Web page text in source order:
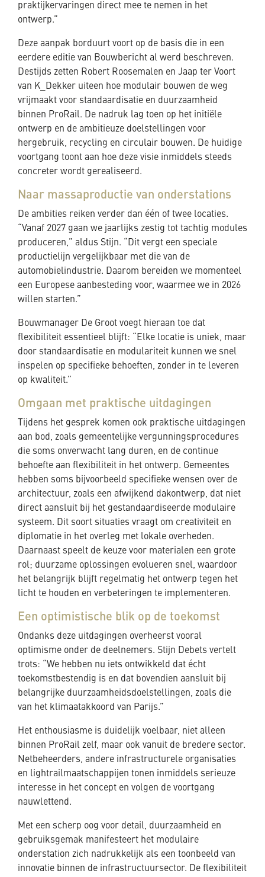
praktijkervaringen direct mee te nemen in het
ontwerp.”
Deze aanpak borduurt voort op de basis die in een
eerdere editie van Bouwbericht al werd beschreven.
Destijds zetten Robert Roosemalen en Jaap ter Voort
van K_Dekker uiteen hoe modulair bouwen de weg
vrijmaakt voor standaardisatie en duurzaamheid
binnen ProRail. De nadruk lag toen op het initiële
ontwerp en de ambitieuze doelstellingen voor
hergebruik, recycling en circulair bouwen. De huidige
voortgang toont aan hoe deze visie inmiddels steeds
concreter wordt gerealiseerd.
Naar massaproductie van onderstations
De ambities reiken verder dan één of twee locaties.
“Vanaf 2027 gaan we jaarlijks zestig tot tachtig modules
produceren,” aldus Stijn. “Dit vergt een speciale
productielijn vergelijkbaar met die van de
automobielindustrie. Daarom bereiden we momenteel
een Europese aanbesteding voor, waarmee we in 2026
willen starten.”
Bouwmanager De Groot voegt hieraan toe dat
flexibiliteit essentieel blijft: “Elke locatie is uniek, maar
door standaardisatie en modulariteit kunnen we snel
inspelen op specifieke behoeften, zonder in te leveren
op kwaliteit.”
Omgaan met praktische uitdagingen
Tijdens het gesprek komen ook praktische uitdagingen
aan bod, zoals gemeentelijke vergunningsprocedures
die soms onverwacht lang duren, en de continue
behoefte aan flexibiliteit in het ontwerp. Gemeentes
hebben soms bijvoorbeeld specifieke wensen over de
architectuur, zoals een afwijkend dakontwerp, dat niet
direct aansluit bij het gestandaardiseerde modulaire
systeem. Dit soort situaties vraagt om creativiteit en
diplomatie in het overleg met lokale overheden.
Daarnaast speelt de keuze voor materialen een grote
rol; duurzame oplossingen evolueren snel, waardoor
het belangrijk blijft regelmatig het ontwerp tegen het
licht te houden en verbeteringen te implementeren.
Een optimistische blik op de toekomst
Ondanks deze uitdagingen overheerst vooral
optimisme onder de deelnemers. Stijn Debets vertelt
trots: “We hebben nu iets ontwikkeld dat écht
toekomstbestendig is en dat bovendien aansluit bij
belangrijke duurzaamheidsdoelstellingen, zoals die
van het klimaatakkoord van Parijs.”
Het enthousiasme is duidelijk voelbaar, niet alleen
binnen ProRail zelf, maar ook vanuit de bredere sector.
Netbeheerders, andere infrastructurele organisaties
en lightrailmaatschappijen tonen inmiddels serieuze
interesse in het concept en volgen de voortgang
nauwlettend.
Met een scherp oog voor detail, duurzaamheid en
gebruiksgemak manifesteert het modulaire
onderstation zich nadrukkelijk als een toonbeeld van
innovatie binnen de infrastructuursector. De flexibiliteit